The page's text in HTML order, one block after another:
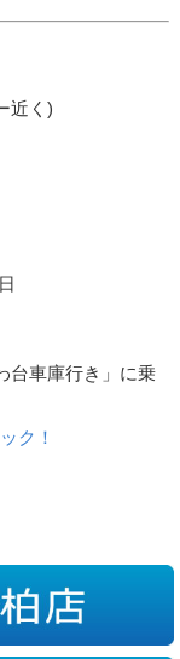
近く)
台車庫行き」に乗
ク！